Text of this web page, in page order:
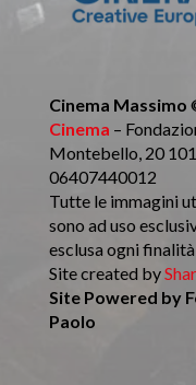
Cinema Massimo
Cinema –
Montebello, 20
06407440012
Tutte le immagini
sono ad uso
esclusa ogni
Site created by
Site Powered by
Paolo